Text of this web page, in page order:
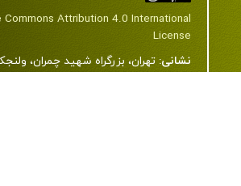
Commons Attribution 4.0 International
License
نشانی: تهران، بزرگراه شهید چمران،